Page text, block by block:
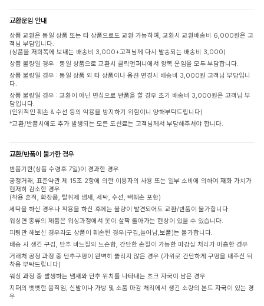
교환운임 안내
상품 교환은 동일 상품 또는 타 상품으로도 교환 가능하며, 교환시 교환배송비 6,000원은 고
객님 부담입니다.
(상품을 저희쪽에 보내는 배송비 3,000+고객님께 다시 발송되는 배송비 3,000)
상품 불량일 경우 : 동일 상품으로 교환시 클릭앤퍼니에서 왕복 운임을 모두 부담합니다.
상품 불량일 경우 : 동일 상품 외 타 상품이나 옵션 변경시 배송비 3,000원 고객님 부담입니
다.
상품 불량일 경우 : 교환이 아닌 변심으로 반품을 할 경우 초기 배송비 3,000원은 고객님 부
담입니다.
(인위적인 훼손 & 수선 등의 악용을 방지하기 위함이니 양해부탁드립니다)
*교환/반품시에도 추가 발생되는 모든 도선료는 고객님께서 부담해주셔야 합니다.
교환/반품이 불가한 경우
반품기한(상품 수령후 7일)이 경과한 경우
공정거래, 표준약관 제 15조 2항에 의한 이용자의 사용 또는 일부 소비에 의하여 재화 가치가
현저히 감소한 경우
(착용 흔적, 화장품, 탈취제 냄새, 세탁, 수선, 택훼손 포함)
세탁을 하신 경우나 착용을 하신 후에는 불량이 발견되어도 교환/반품이 불가합니다.
워싱면 종류의 제품은 워싱과정에서 옷이 살짝 돌아가는 현상이 있을 수 있습니다.
피팅만 해보신 경우라도 상품이 훼손된 경우(구김,늘어남,보풀)는 불가합니다.
배송 시 생긴 구김, 단추 바느질의 느슨함, 간단한 손질이 가능한 마감실 처리가 미흡한 경우
거래처 공정 과정 중 단추구멍이 완벽히 뚫리지 않은 경우 (가위로 간단하게 구멍을 내주신 뒤
착용 부탁드립니다)
워싱 과정 중 발생하는 냄새와 단추 위치를 나타내는 초크 자국이 남은 경우
지퍼의 뻣뻣한 움직임, 신발이나 가방 및 소품 마감 처리에서 생긴 소량의 본드 자국이 있는 경
우